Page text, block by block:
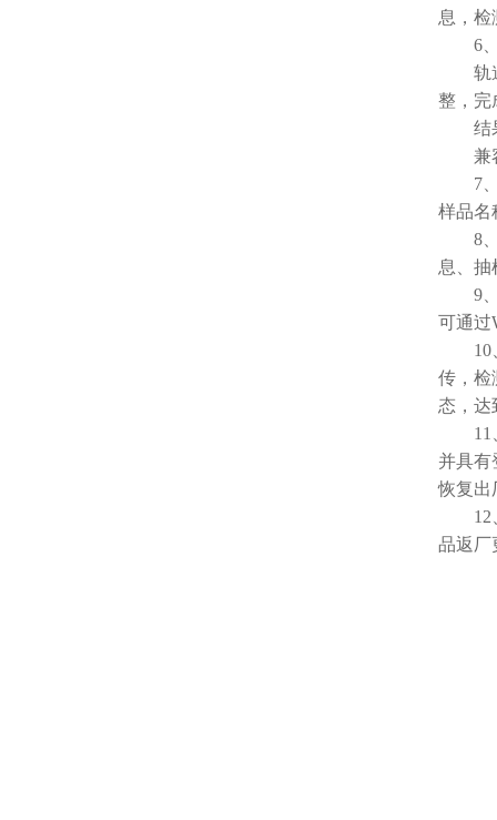
息，检
6、
轨道
整，完
结果
兼容
7、
样品名
8、
息、抽
9、
可通过
10、
传，检
态，达
11、
并具有
恢复出
12、
品返厂